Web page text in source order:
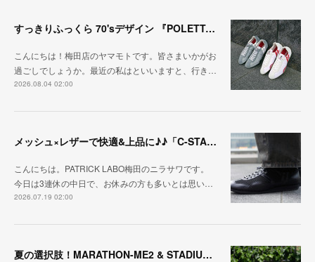
すっきりふっくら 70'sデザイン 『POLETTA（ポレッタ）』
こんにちは！梅田店のヤマモトです。皆さまいかがお
過ごしでしょうか。最近の私はといいますと、行き…
2026.08.04 02:00
メッシュ×レザーで快適&上品に♪♪「C-STA-NOBLE（クール・スタジアム・ノーブル）」
こんにちは。PATRICK LABO梅田のニラサワです。
今日は3連休の中日で、お休みの方も多いとは思い…
2026.07.19 02:00
夏の選択肢！MARATHON-ME2 & STADIUM-ME2